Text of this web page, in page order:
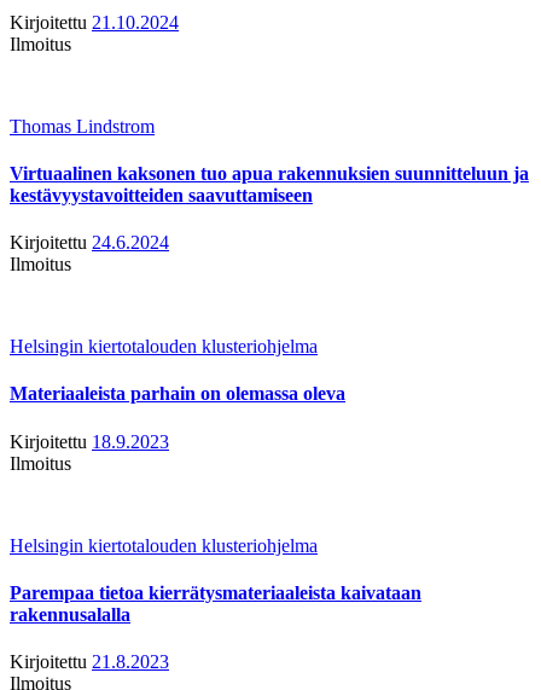
Kirjoitettu 21.10.2024
Ilmoitus
Thomas Lindstrom
Virtuaalinen kaksonen tuo apua rakennuksien suunnitteluun ja
kestävyystavoitteiden saavuttamiseen
Kirjoitettu 24.6.2024
Ilmoitus
Helsingin kiertotalouden klusteriohjelma
Materiaaleista parhain on olemassa oleva
Kirjoitettu 18.9.2023
Ilmoitus
Helsingin kiertotalouden klusteriohjelma
Parempaa tietoa kierrätysmateriaaleista kaivataan
rakennusalalla
Kirjoitettu 21.8.2023
Ilmoitus